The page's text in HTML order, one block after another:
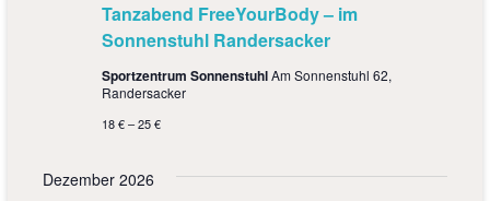
Tanzabend FreeYourBody – im
Sonnenstuhl Randersacker
Sportzentrum SonnenstuhlAm Sonnenstuhl 62,
Randersacker
18 € – 25 €
Dezember 2026